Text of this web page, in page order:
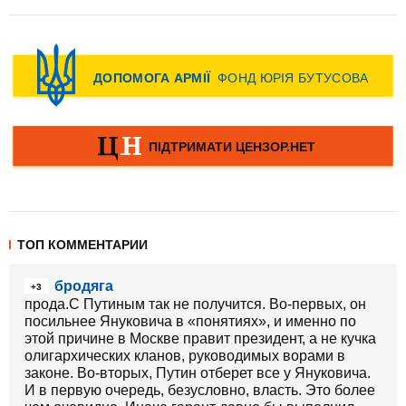
ТОП КОММЕНТАРИИ
+3
бродяга
прода.С Путиным так не получится. Во-первых, он
посильнее Януковича в «понятиях», и именно по
этой причине в Москве правит президент, а не кучка
олигархических кланов, руководимых ворами в
законе. Во-вторых, Путин отберет все у Януковича.
И в первую очередь, безусловно, власть. Это более